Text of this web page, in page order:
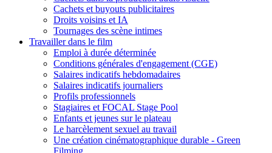
Cachets et buyouts publicitaires
Droits voisins et IA
Tournages des scène intimes
Travailler dans le film
Emploi à durée déterminée
Conditions générales d'engagement (CGE)
Salaires indicatifs hebdomadaires
Salaires indicatifs journaliers
Profils professionnels
Stagiaires et FOCAL Stage Pool
Enfants et jeunes sur le plateau
Le harcèlement sexuel au travail
Une création cinématographique durable - Green
Filming